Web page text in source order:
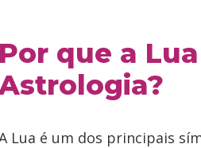
Por que a
Lua é um dos principais